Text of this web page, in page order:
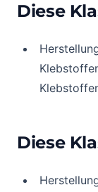
Diese
Diese